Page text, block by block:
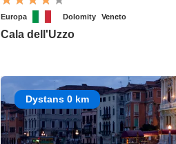
Europa Dolomity Veneto
Cala dell'Uzzo
Dystans 0 km